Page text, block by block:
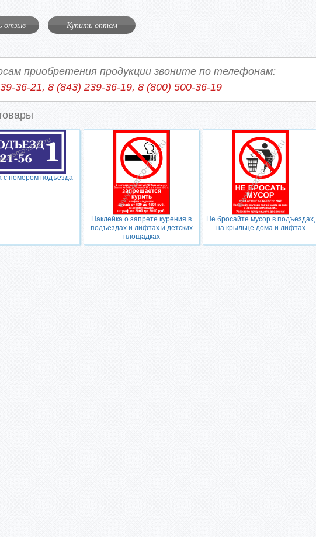
отзыв Купить оптом
приобретения продукции звоните по телефонам:
36-21, 8 (843) 239-36-19, 8 (800) 500-36-19
с номером подъезда
Наклейка о запрете курения в
подъездах и лифтах и детских
площадках
Не бросайте мусор в подъездах,
на крыльце дома и лифтах